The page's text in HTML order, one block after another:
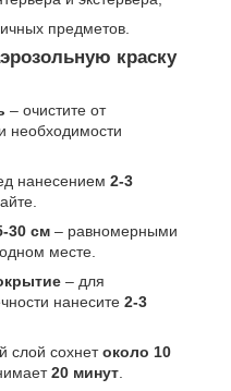
предметов.
краску
– очистите от
необходимости
нанесением 2-3
30 см – равномерными
месте.
– для
нанесите 2-3
слой сохнетоколо 10
20 минут